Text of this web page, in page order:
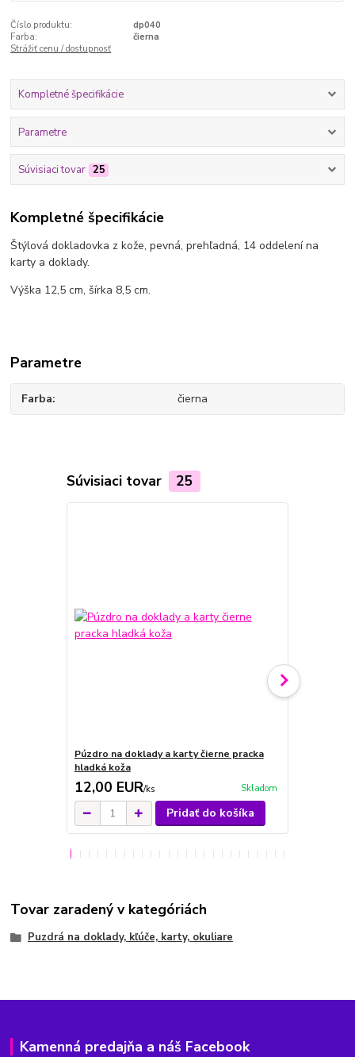
Číslo produktu:
dp040
Farba:
čierna
Strážiť cenu / dostupnosť
Kompletné špecifikácie
Parametre
Súvisiaci tovar 25
Kompletné špecifikácie
Štýlová dokladovka z kože, pevná, prehľadná, 14 oddelení na
karty a doklady.
Výška 12,5 cm, šírka 8,5 cm.
Parametre
Farba čierna
Súvisiaci tovar 25
Púzdro na doklady a karty čierne pracka
hladká koža
12,00 EUR/ks Skladom
Pridať do košíka
Tovar zaradený v kategóriách
Puzdrá na doklady, kľúče, karty, okuliare
Kamenná predajňa a náš Facebook